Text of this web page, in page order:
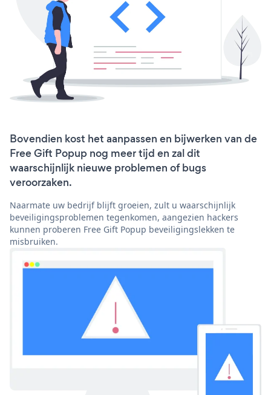
Bovendien kost het aanpassen en bijwerken van de
Free Gift Popup nog meer tijd en zal dit
waarschijnlijk nieuwe problemen of bugs
veroorzaken.
Naarmate uw bedrijf blijft groeien, zult u waarschijnlijk
beveiligingsproblemen tegenkomen, aangezien hackers
kunnen proberen Free Gift Popup beveiligingslekken te
misbruiken.